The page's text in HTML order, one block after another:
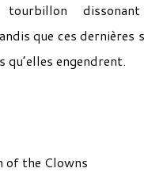
que ces dernières
qu’elles engendrent.
of the Clowns